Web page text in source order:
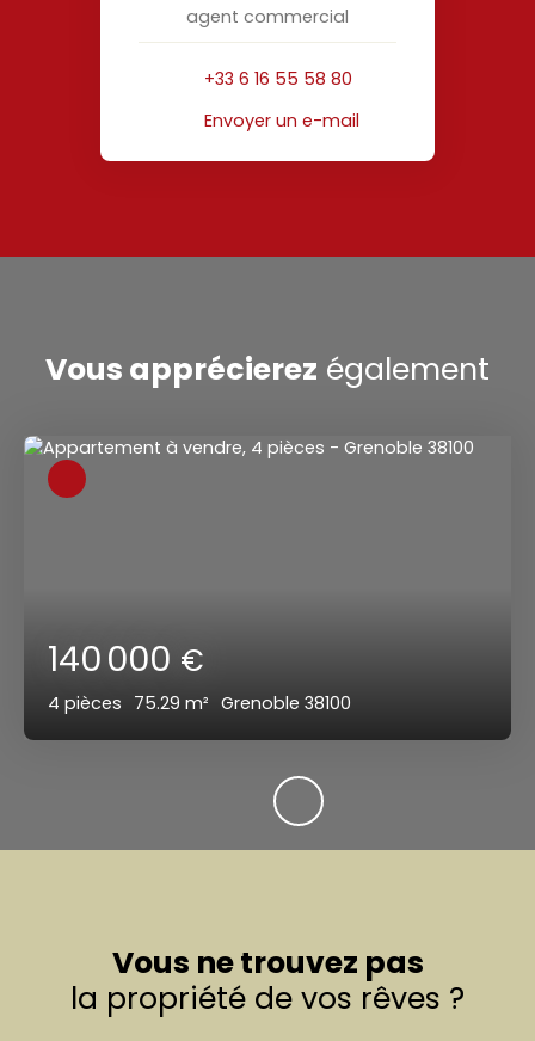
agent commercial
+33 6 16 55 58 80
Envoyer un e-mail
Vous apprécierez également
140 000 €
4 pièces 75.29 m² Grenoble 38100
Vous ne trouvez pas
la propriété de vos rêves ?